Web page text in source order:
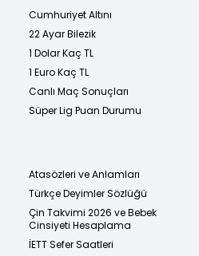
Cumhuriyet Altını
22 Ayar Bilezik
1 Dolar Kaç TL
1 Euro Kaç TL
Canlı Maç Sonuçları
Süper Lig Puan Durumu
Atasözleri ve Anlamları
Türkçe Deyimler Sözlüğü
Çin Takvimi 2026 ve Bebek
Cinsiyeti Hesaplama
İETT Sefer Saatleri